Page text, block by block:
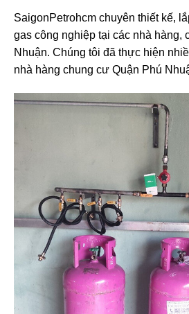
SaigonPetrohcm chuyên thiết kế,
gas công nghiệp tại các nhà hàng,
Nhuận. Chúng tôi đã thực hiện
nhà hàng chung cư Quận Phú